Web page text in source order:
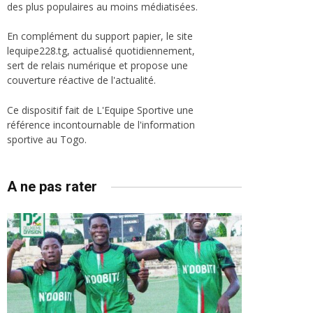
des plus populaires au moins médiatisées.
En complément du support papier, le site
lequipe228.tg, actualisé quotidiennement,
sert de relais numérique et propose une
couverture réactive de l'actualité.
Ce dispositif fait de L'Equipe Sportive une
référence incontournable de l'information
sportive au Togo.
A ne pas rater